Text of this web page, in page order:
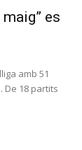
maig” es
amb 51
De 18 partits